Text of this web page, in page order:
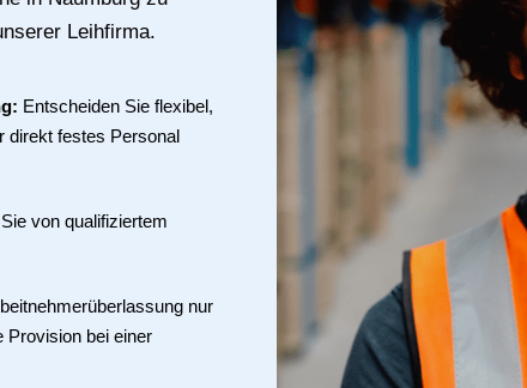
Leihfirma.
Entscheiden Sie flexibel,
direkt festes Personal
von qualifiziertem
nur
Provision bei einer